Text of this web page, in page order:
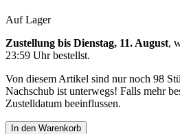
Auf Lager
Zustellung bis Dienstag, 11. August,
23:59 Uhrbestellst.
Von diesem Artikel sind nur noch 98
Nachschub ist unterwegs! Falls mehr
Zustelldatum beeinflussen.
In den Warenkorb